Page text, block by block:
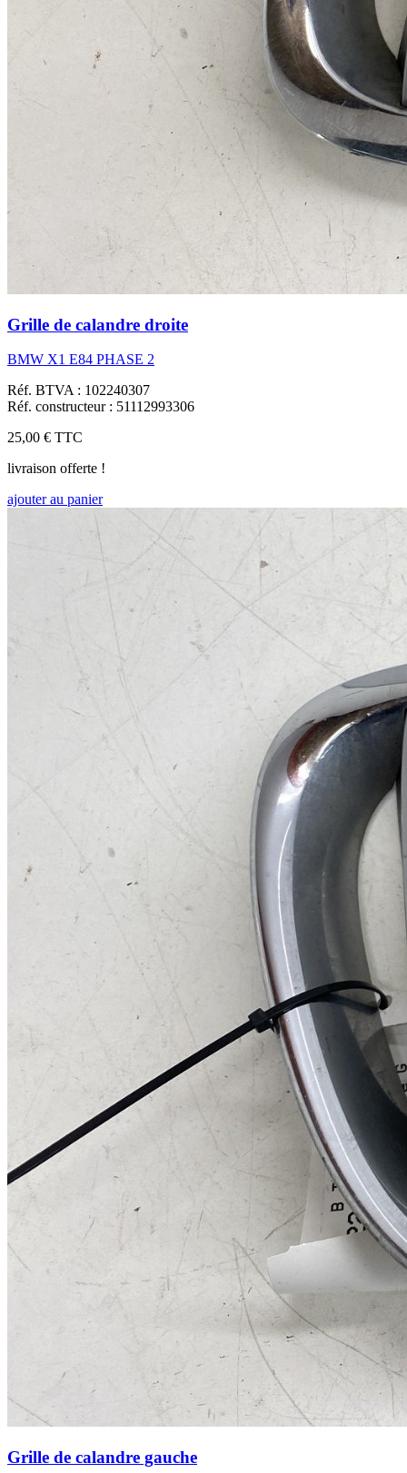
Grille de calandre droite
BMW X1 E84 PHASE 2
Réf. BTVA : 102240307
Réf. constructeur : 51112993306
25,00 € TTC
livraison offerte !
ajouter au panier
Grille de calandre gauche